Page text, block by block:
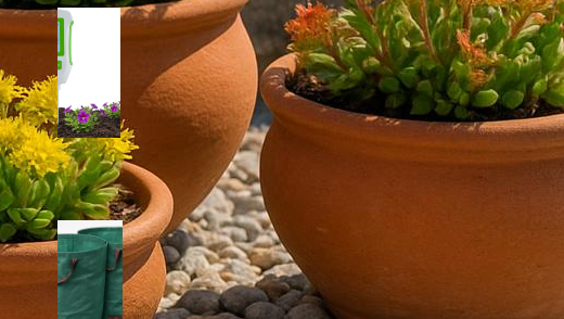
Come scegliere un misuratore
portatile di salinità del terreno
per orto e giardino in piena
estate
Sacchi riutilizzabili per sfalci e
foglie: come scegliere le
borse da giardino giuste per
l’estate